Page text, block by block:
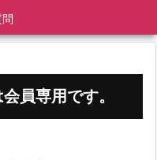
員専用です。